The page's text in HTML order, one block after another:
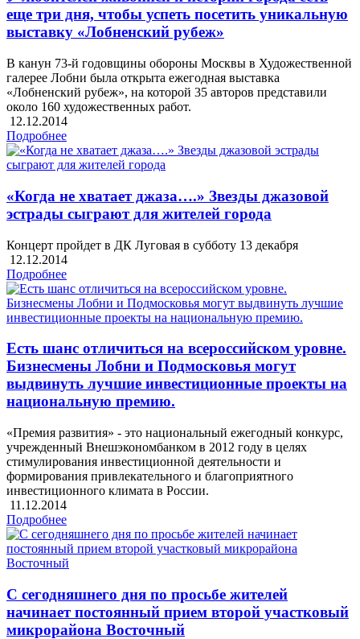
еще три дня, чтобы успеть посетить уникальную
выставку «Лобненский рубеж»
В канун 73-й годовщины обороны Москвы в Художественной
галерее Лобни была открыта ежегодная выставка
«Лобненский рубеж», на которой 35 авторов представили
около 160 художественных работ.
12.12.2014
Подробнее
«Когда не хватает джаза….» Звезды джазовой
эстрады сыграют для жителей города
Концерт пройдет в ДК Луговая в субботу 13 декабря
12.12.2014
Подробнее
Есть шанс отличиться на всероссийском уровне.
Бизнесмены Лобни и Подмосковья могут
выдвинуть лучшие инвестиционные проекты на
национальную премию.
«Премия развития» - это национальный ежегодный конкурс,
учрежденный Внешэкономбанком в 2012 году в целях
стимулирования инвестиционной деятельности и
формирования привлекательного и благоприятного
инвестиционного климата в России.
11.12.2014
Подробнее
С сегодняшнего дня по просьбе жителей
начинает постоянный прием второй участковый
микрорайона Восточный